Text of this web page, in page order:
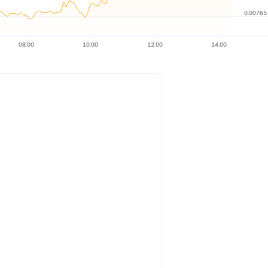
08:00 10:00 12:00 14:00
0.00765